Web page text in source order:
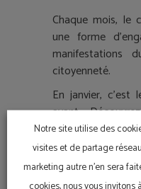
Chaque mois, le
une forme
manifestations
citoyenneté.
En janvier,
avant.
cliquant ici.
Retrouvez le
Notre site utilise des
visites et de partage
marketing autre n'en sera
cookies, nous vous